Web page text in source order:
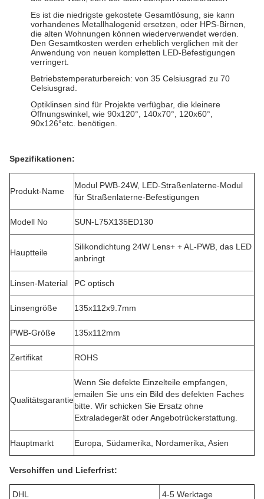
Es ist die niedrigste gekostete Gesamtlösung, sie kann
vorhandenes Metallhalogenid ersetzen, oder HPS-Birnen,
die alten Wohnungen können wiederverwendet werden.
Den Gesamtkosten werden erheblich verglichen mit der
Anwendung von neuen kompletten LED-Befestigungen
verringert.
Betriebstemperaturbereich: von 35 Celsiusgrad zu 70
Celsiusgrad.
Optiklinsen sind für Projekte verfügbar, die kleinere
Öffnungswinkel, wie 90x120°, 140x70°, 120x60°,
90x126°etc. benötigen.
Spezifikationen:
Produkt-Name
Modul PWB-24W, LED-Straßenlaterne-Modul
für Straßenlaterne-Befestigungen
Modell No SUN-L75X135ED130
Hauptteile
Silikondichtung 24W Lens+ + AL-PWB, das LED
anbringt
Linsen-Material PC optisch
Linsengröße 135x112x9.7mm
PWB-Größe 135x112mm
Zertifikat ROHS
Qualitätsgarantie
Wenn Sie defekte Einzelteile empfangen,
emailen Sie uns ein Bild des defekten Faches
bitte. Wir schicken Sie Ersatz ohne
Extraladegerät oder Angebotrückerstattung.
Hauptmarkt Europa, Südamerika, Nordamerika, Asien
Verschiffen und Lieferfrist:
DHL 4-5 Werktage